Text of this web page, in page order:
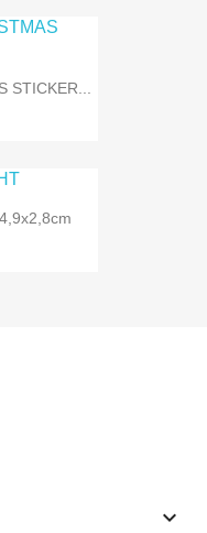
STICKER...
